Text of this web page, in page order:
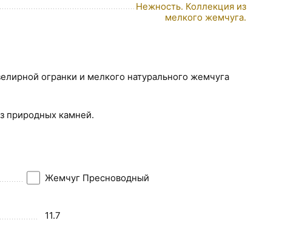
Нежность. Коллекция из
мелкого жемчуга.
огранки и мелкого натурального жемчуга
природных камней.
Жемчуг Пресноводный
11.7